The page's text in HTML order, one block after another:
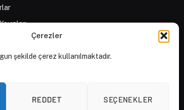
Çerezler
şekilde çerez kullanılmaktadır.
REDDET SEÇENEKLER
Sağlayıcılar
İlkeleri ve Yazım